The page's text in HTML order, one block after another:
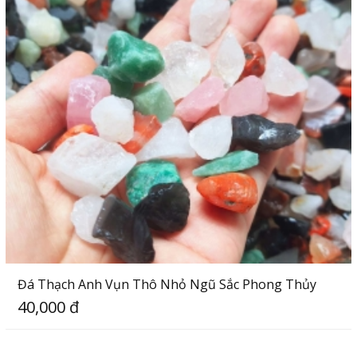
Đá Thạch Anh Vụn Thô Nhỏ Ngũ Sắc Phong Thủy
40,000 đ